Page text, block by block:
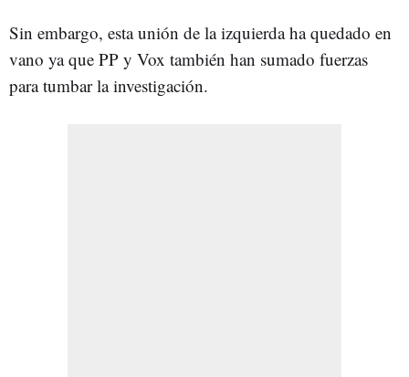
Sin embargo, esta unión de la izquierda ha quedado en
vano ya que PP y Vox también han sumado fuerzas
para tumbar la investigación.